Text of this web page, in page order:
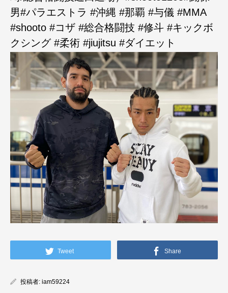
男#パラエストラ #沖縄 #那覇 #与儀 #MMA
#shooto #コザ #総合格闘技 #修斗 #キックボ
クシング #柔術 #jiujitsu #ダイエット
Tweet Share
投稿者: iam59224